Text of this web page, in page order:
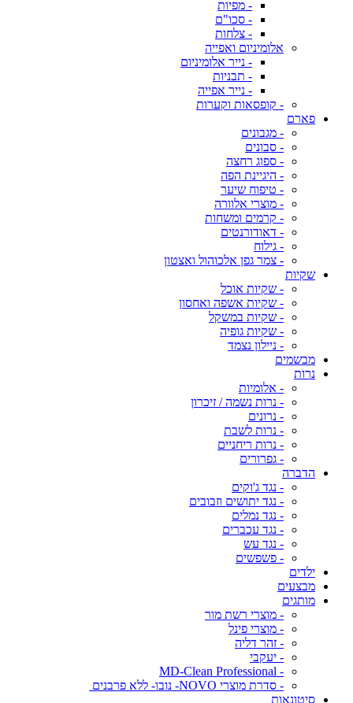
- מפיות
- סכו"ם
- צלחות
אלומיניום ואפייה
- נייר אלומיניום
- תבניות
- נייר אפייה
- קופסאות וקערות
פארם
- מגבונים
- סבונים
- ספוג רחצה
- היגיינת הפה
- טיפוח שיער
- מוצרי אלוורה
- קרמים ומשחות
- דאודורנטים
- גילוח
- צמר גפן אלכוהול ואצטון
שקיות
- שקיות אוכל
- שקיות אשפה ואחסון
- שקיות במשקל
- שקיות גופיה
- ניילון נצמד
מבשמים
נרות
- אלומיות
- נרות נשמה / זיכרון
- נרונים
- נרות לשבת
- נרות ריחניים
- גפרורים
הדברה
- נגד ג'וקים
- נגד יתושים וזבובים
- נגד נמלים
- נגד עכברים
- נגד עש
- פשפשים
ילדים
מבצעים
מותגים
- מוצרי רשת מור
- מוצרי פינל
- זהר דליה
- יעקבי
- MD-Clean Professional
- סדרת מוצרי NOVO- נובו- ללא פרבנים
סיטונאות